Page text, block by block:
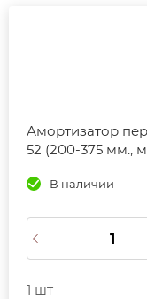
Амортизатор
52 (200-375 мм.,
В наличии
1 шт